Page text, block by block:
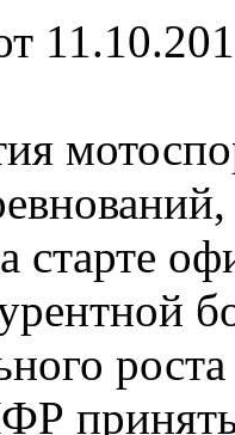
старте